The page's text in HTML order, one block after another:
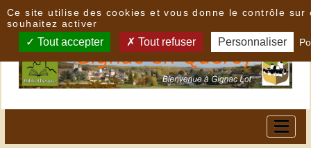
Ce site utilise des cookies et vous donne le contrôle sur
souhaitez activer
Tout accepter Tout refuser Personnaliser